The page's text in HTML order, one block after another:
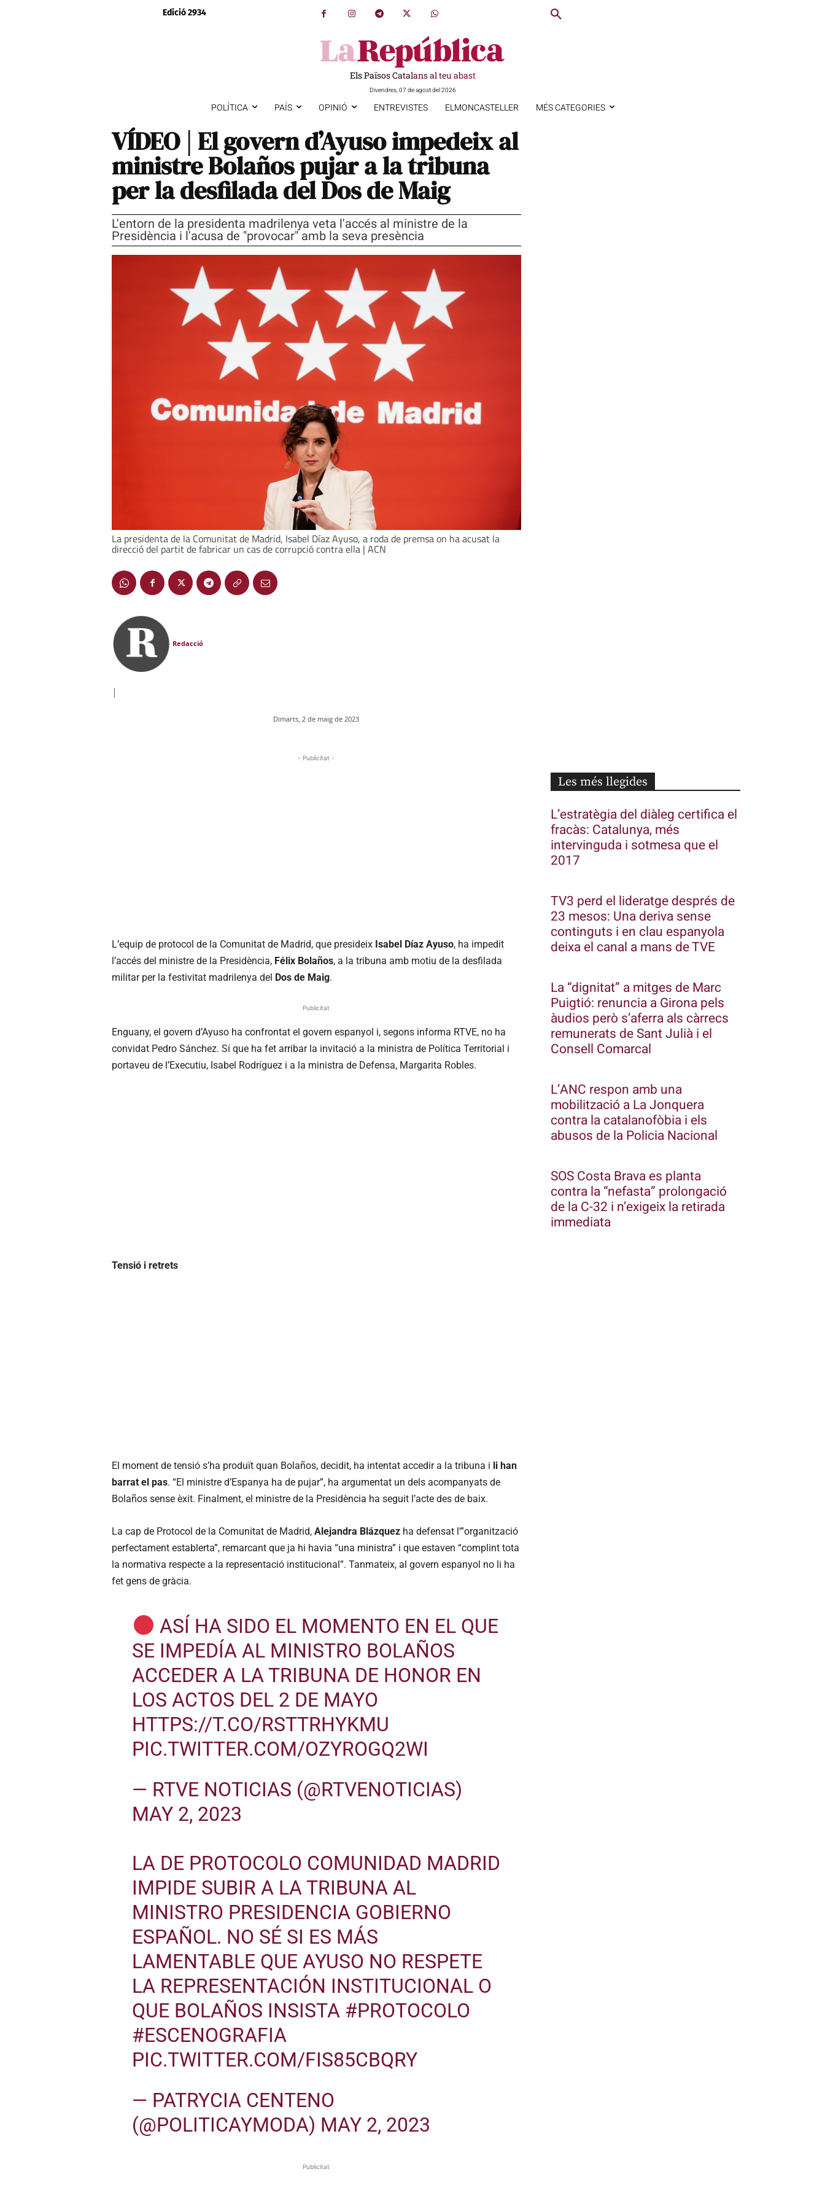
Edició 2934
Els Països Catalans al teu abast
Divendres, 07 de agost del 2026
POLÍTICA PAÍS OPINIÓ ENTREVISTES ELMONCASTELLER MÉS CATEGORIES
VÍDEO | El govern d’Ayuso impedeix al
ministre Bolaños pujar a la tribuna
per la desfilada del Dos de Maig
L'entorn de la presidenta madrilenya veta l'accés al ministre de la
Presidència i l'acusa de "provocar" amb la seva presència
La presidenta de la Comunitat de Madrid, Isabel Díaz Ayuso, a roda de premsa on ha acusat la
direcció del partit de fabricar un cas de corrupció contra ella | ACN
Redacció
|
Dimarts, 2 de maig de 2023
- Publicitat -
L’equip de protocol de la Comunitat de Madrid, que presideix Isabel Díaz Ayuso, ha impedit
l’accés del ministre de la Presidència, Félix Bolaños, a la tribuna amb motiu de la desfilada
militar per la festivitat madrilenya del Dos de Maig.
Publicitat
Enguany, el govern d’Ayuso ha confrontat el govern espanyol i, segons informa RTVE, no ha
convidat Pedro Sánchez. Sí que ha fet arribar la invitació a la ministra de Política Territorial i
portaveu de l’Executiu, Isabel Rodríguez i a la ministra de Defensa, Margarita Robles.
Tensió i retrets
El moment de tensió s’ha produït quan Bolaños, decidit, ha intentat accedir a la tribuna i li han
barrat el pas. “El ministre d’Espanya ha de pujar”, ha argumentat un dels acompanyats de
Bolaños sense èxit. Finalment, el ministre de la Presidència ha seguit l’acte des de baix.
La cap de Protocol de la Comunitat de Madrid, Alejandra Blázquez ha defensat l'”organització
perfectament establerta”, remarcant que ja hi havia “una ministra” i que estaven “complint tota
la normativa respecte a la representació institucional”. Tanmateix, al govern espanyol no li ha
fet gens de gràcia.
ASÍ HA SIDO EL MOMENTO EN EL QUE
SE IMPEDÍA AL MINISTRO BOLAÑOS
ACCEDER A LA TRIBUNA DE HONOR EN
LOS ACTOS DEL 2 DE MAYO
HTTPS://T.CO/RSTTRHYKMU
PIC.TWITTER.COM/OZYROGQ2WI
— RTVE NOTICIAS (@RTVENOTICIAS)
MAY 2, 2023
LA DE PROTOCOLO COMUNIDAD MADRID
IMPIDE SUBIR A LA TRIBUNA AL
MINISTRO PRESIDENCIA GOBIERNO
ESPAÑOL. NO SÉ SI ES MÁS
LAMENTABLE QUE AYUSO NO RESPETE
LA REPRESENTACIÓN INSTITUCIONAL O
QUE BOLAÑOS INSISTA #PROTOCOLO
#ESCENOGRAFIA
PIC.TWITTER.COM/FIS85CBQRY
— PATRYCIA CENTENO
(@POLITICAYMODA) MAY 2, 2023
Publicitat
Les més llegides
L’estratègia del diàleg certifica el
fracàs: Catalunya, més
intervinguda i sotmesa que el
2017
TV3 perd el lideratge després de
23 mesos: Una deriva sense
continguts i en clau espanyola
deixa el canal a mans de TVE
La “dignitat” a mitges de Marc
Puigtió: renuncia a Girona pels
àudios però s’aferra als càrrecs
remunerats de Sant Julià i el
Consell Comarcal
L’ANC respon amb una
mobilització a La Jonquera
contra la catalanofòbia i els
abusos de la Policia Nacional
SOS Costa Brava es planta
contra la “nefasta” prolongació
de la C-32 i n’exigeix la retirada
immediata